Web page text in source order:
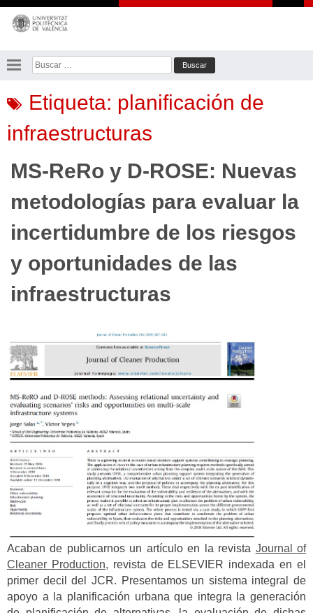
Saltar
contenido
Buscar:
Etiqueta: planificación de
infraestructuras
MS-ReRo y D-ROSE: Nuevas
metodologías para evaluar la
incertidumbre de los riesgos
y oportunidades de las
infraestructuras
Acaban de publicarnos un artículo en la revista Journal of
Cleaner Production, revista de ELSEVIER indexada en el
primer decil del JCR. Presentamos un sistema integral de
apoyo a la planificación urbana que integra la generación